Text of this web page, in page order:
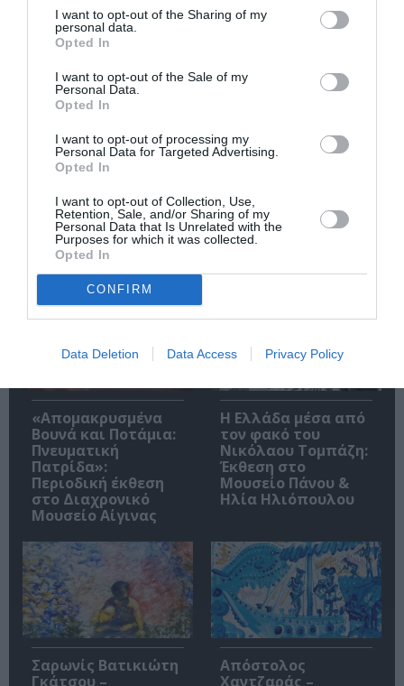
I want to opt-out of the Sharing of my
personal data.
Opted In
I want to opt-out of the Sale of my
Personal Data.
Opted In
I want to opt-out of processing my
Personal Data for Targeted Advertising.
Opted In
I want to opt-out of Collection, Use,
Retention, Sale, and/or Sharing of my
Personal Data that Is Unrelated with the
Purposes for which it was collected.
Opted In
CONFIRM
Data Deletion Data Access Privacy Policy
Κάθε βδομάδα στο e-mail σας τα τελευταία νέα για
την Τέχνη και τον Πολιτισμό!
Ακολουθήστε το Culturenow.gr
«Απομακρυσμένα
Βουνά και Ποτάμια:
Πνευματική
Πατρίδα»:
Περιοδική έκθεση
στο Διαχρονικό
Μουσείο Αίγινας
Η Ελλάδα μέσα από
τον φακό του
Νικόλαου Τομπάζη:
Έκθεση στο
Μουσείο Πάνου &
Ηλία Ηλιόπουλου
Σαρωνίς Βατικιώτη
Γκάτσου –
Απόστολος
Χαντζαράς –